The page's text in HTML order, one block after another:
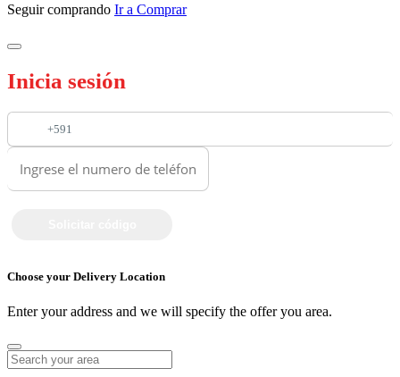
Seguir comprando Ir a Comprar
Inicia sesión
+591
Choose your Delivery Location
Enter your address and we will specify the offer you area.